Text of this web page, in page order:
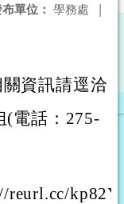
單位： 學務處 |
資訊請逕洽
(電話：275-
reurl.cc/